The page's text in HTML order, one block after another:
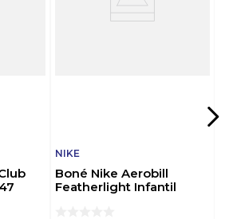
por desenvolver calçados
o desempenho dos
NIKE
Boné Nike Aerobill
Featherlight Infantil